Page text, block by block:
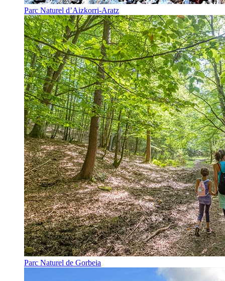
Parc Naturel d’Aizkorri-Aratz
Parc Naturel de Gorbeia